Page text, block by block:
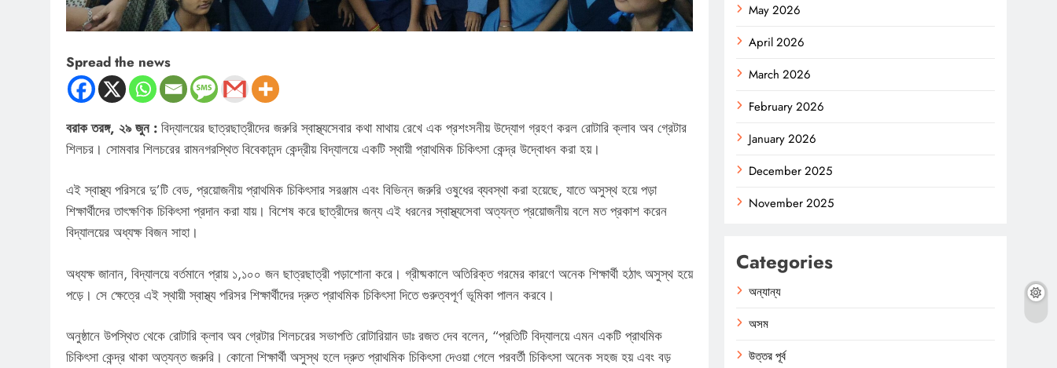
Spread the news
বরাক তরঙ্গ, ২৯ জুন : বিদ্যালয়ের ছাত্রছাত্রীদের জরুরি স্বাস্থ্যসেবার কথা মাথায় রেখে এক প্রশংসনীয় উদ্যোগ গ্রহণ করল রোটারি ক্লাব অব গ্রেটার
শিলচর। সোমবার শিলচরের রামনগরস্থিত বিবেকানন্দ কেন্দ্রীয় বিদ্যালয়ে একটি স্থায়ী প্রাথমিক চিকিৎসা কেন্দ্র উদ্বোধন করা হয়।
এই স্বাস্থ্য পরিসরে দু’টি বেড, প্রয়োজনীয় প্রাথমিক চিকিৎসার সরঞ্জাম এবং বিভিন্ন জরুরি ওষুধের ব্যবস্থা করা হয়েছে, যাতে অসুস্থ হয়ে পড়া
শিক্ষার্থীদের তাৎক্ষণিক চিকিৎসা প্রদান করা যায়। বিশেষ করে ছাত্রীদের জন্য এই ধরনের স্বাস্থ্যসেবা অত্যন্ত প্রয়োজনীয় বলে মত প্রকাশ করেন
বিদ্যালয়ের অধ্যক্ষ বিজন সাহা।
অধ্যক্ষ জানান, বিদ্যালয়ে বর্তমানে প্রায় ১,১০০ জন ছাত্রছাত্রী পড়াশোনা করে। গ্রীষ্মকালে অতিরিক্ত গরমের কারণে অনেক শিক্ষার্থী হঠাৎ অসুস্থ হয়ে
পড়ে। সে ক্ষেত্রে এই স্থায়ী স্বাস্থ্য পরিসর শিক্ষার্থীদের দ্রুত প্রাথমিক চিকিৎসা দিতে গুরুত্বপূর্ণ ভূমিকা পালন করবে।
অনুষ্ঠানে উপস্থিত থেকে রোটারি ক্লাব অব গ্রেটার শিলচরের সভাপতি রোটারিয়ান ডাঃ রজত দেব বলেন, “প্রতিটি বিদ্যালয়ে এমন একটি প্রাথমিক
চিকিৎসা কেন্দ্র থাকা অত্যন্ত জরুরি। কোনো শিক্ষার্থী অসুস্থ হলে দ্রুত প্রাথমিক চিকিৎসা দেওয়া গেলে পরবর্তী চিকিৎসা অনেক সহজ হয় এবং বড়
May 2026
April 2026
March 2026
February 2026
January 2026
December 2025
November 2025
Categories
অন্যান্য
অসম
উত্তর পূর্ব